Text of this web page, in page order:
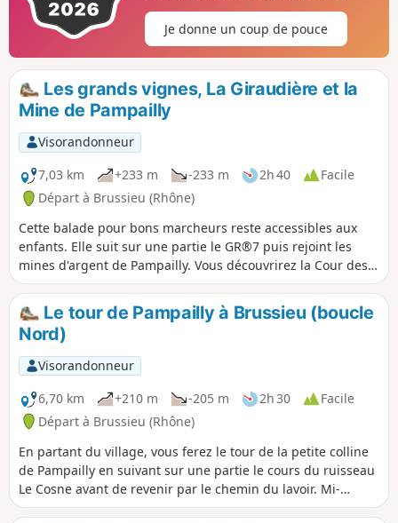
Je donne un coup de pouce
Les grands vignes, La Giraudière et la
Mine de Pampailly
Visorandonneur
7,03 km
+233 m -233 m 2h 40
Facile
Départ à Brussieu (Rhône)
Cette balade pour bons marcheurs reste accessibles aux
enfants. Elle suit sur une partie le GR®7 puis rejoint les
mines d'argent de Pampailly. Vous découvrirez la Cour des
aîtres, la Rivière Brévenne, l'ancienne voie ferrée
aujourd'hui désaffectée puis après un passage en forêt
vous traverserez le Ruisseau Le Cosne avant de découvrir
l'emplacement des anciennes mines de Pampailly exploitées
à partir du XVe siècle.
Le tour de Pampailly à Brussieu (boucle
Nord)
Visorandonneur
6,70 km
+210 m -205 m 2h 30
Facile
Départ à Brussieu (Rhône)
En partant du village, vous ferez le tour de la petite colline
de Pampailly en suivant sur une partie le cours du ruisseau
Le Cosne avant de revenir par le chemin du lavoir. Mi-
chemin, mi-route, mi-ombre, mi-soleil, c'est une balade